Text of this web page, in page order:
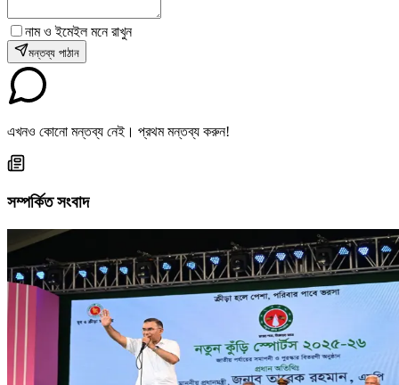
নাম ও ইমেইল মনে রাখুন
মন্তব্য পাঠান
এখনও কোনো মন্তব্য নেই। প্রথম মন্তব্য করুন!
সম্পর্কিত সংবাদ